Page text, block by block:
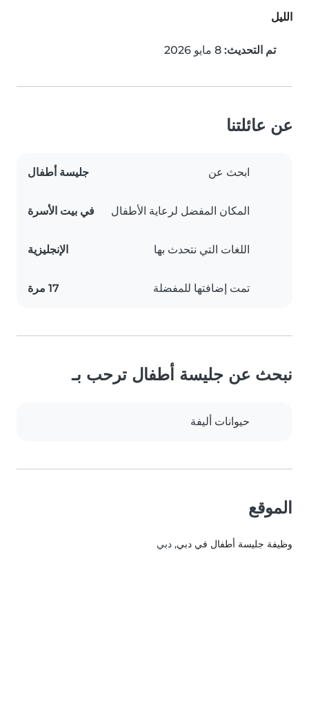
الليل
تم التحديث:
عن عائلتنا
ابحث عن جليسة أطفال
المكان المفضل لرعاية الأطفال في بيت الأسرة
اللغات التي نتحدث بها الإنجليزية
تمت إضافتها للمفضلة 17 مرة
نبحث عن جليسة أطفال ترحب بـ
حيوانات أليفة
الموقع
وظيفة جليسة أطفال في دبي, دبي